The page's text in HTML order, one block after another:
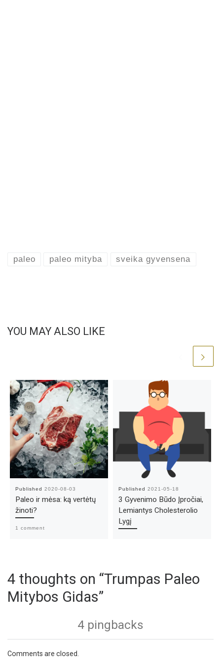
paleo paleo mityba sveika gyvensena
YOU MAY ALSO LIKE
Published 2020-08-03
Paleo ir mėsa: ką vertėtų
žinoti?
1 comment
Published 2021-05-18
3 Gyvenimo Būdo Įpročiai,
Lemiantys Cholesterolio
Lygį
4 thoughts on “Trumpas Paleo
Mitybos Gidas”
4 pingbacks
Comments are closed.